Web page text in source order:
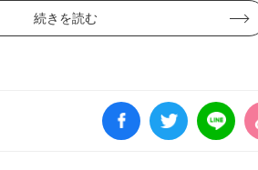
続きを読む